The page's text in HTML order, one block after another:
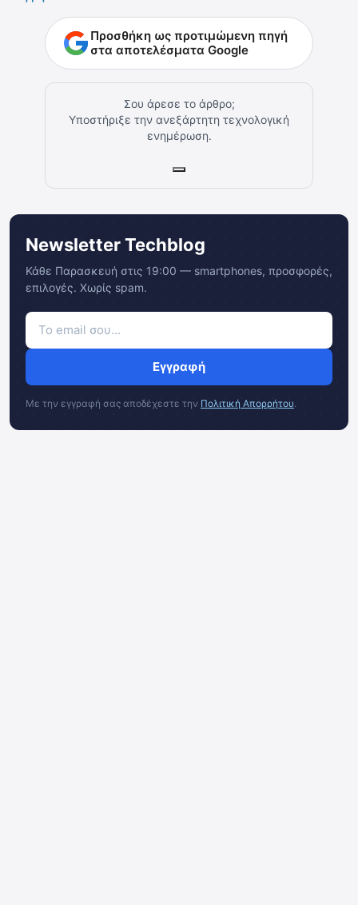
Προσθήκη ως προτιμώμενη πηγή
στα αποτελέσματα Google
Σου άρεσε το άρθρο;
Υποστήριξε την ανεξάρτητη τεχνολογική
ενημέρωση.
Newsletter Techblog
Κάθε Παρασκευή στις 19:00 — smartphones, προσφορές,
επιλογές. Χωρίς spam.
Εγγραφή
Με την εγγραφή σας αποδέχεστε την Πολιτική Απορρήτου.